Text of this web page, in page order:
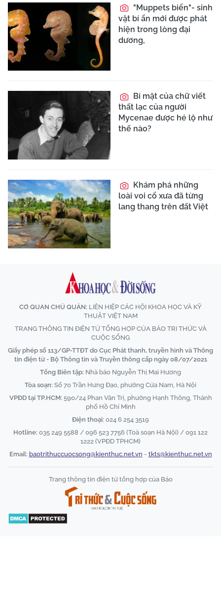
"Muppets biển"- sinh
vật bí ẩn mới được phát
hiện trong lòng đại
dương,
Bí mật của chữ viết
thất lạc của người
Mycenae được hé lộ như
thế nào?
Khám phá những
loài voi cổ xưa đã từng
lang thang trên đất Việt
CƠ QUAN CHỦ QUẢN: LIÊN HIỆP CÁC HỘI KHOA HỌC VÀ KỸ
THUẬT VIỆT NAM
TRANG THÔNG TIN ĐIỆN TỬ TỔNG HỢP CỦA BÁO TRI THỨC VÀ
CUỘC SỐNG
Giấy phép số 113/GP-TTĐT do Cục Phát thanh, truyền hình và Thông
tin điện tử - Bộ Thông tin và Truyền thông cấp ngày 08/07/2021
Tổng Biên tập: Nhà báo Nguyễn Thị Mai Hương
Tòa soạn: Số 70 Trần Hưng Đạo, phường Cửa Nam, Hà Nội
VPĐD tại TP.HCM: 590/24 Phan Văn Trị, phường Hạnh Thông, Thành
phố Hồ Chí Minh
Điện thoại: 024 6 254 3519
Hotline: 035 249 5588 / 096 523 7756 (Toà soạn Hà Nội) / 091 122
1222 (VPĐD TPHCM)
Email: baotrithuccuocsong@kienthuc.net.vn - tkts@kienthuc.net.vn
Trang thông tin điện tử tổng hợp của Báo